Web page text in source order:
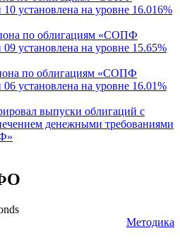
по облигациям «СОПФ
установлена на уровне 16.12%
по облигациям «СОПФ
установлена на уровне 16.016%
по облигациям «СОПФ
установлена на уровне 15.65%
по облигациям «СОПФ
установлена на уровне 16.01%
выпуски облигаций c
денежными требованиями